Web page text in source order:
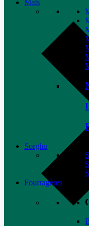
Maïs
Sorgho
Fourragères